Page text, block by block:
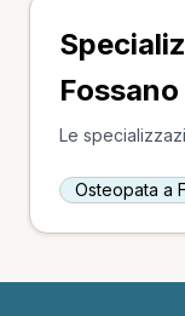
Fossano
Le
Osteopata a